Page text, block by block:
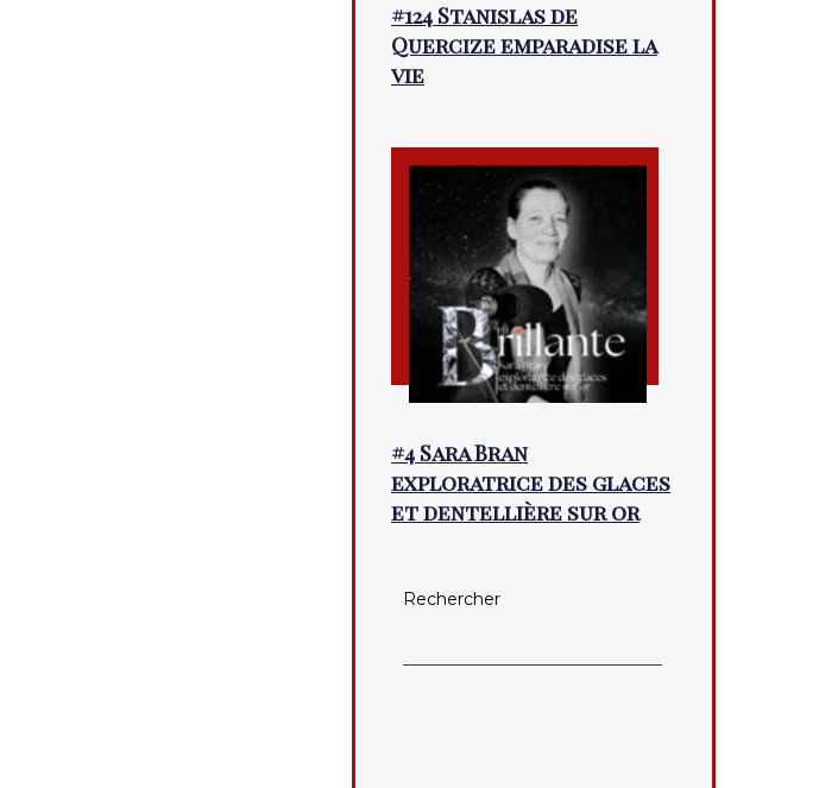
#124 Stanislas de
Quercize emparadise la
vie
#4 Sara Bran
exploratrice des glaces
et dentellière sur or
Rechercher